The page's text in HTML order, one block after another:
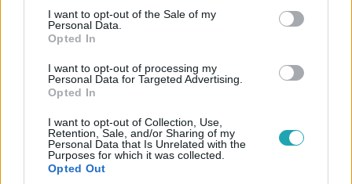
consent section.
I want to opt-out of the Sale of my
Personal Data.
Opted In
I want to opt-out of processing my
Personal Data for Targeted Advertising.
Opted In
I want to opt-out of Collection, Use,
Retention, Sale, and/or Sharing of my
Personal Data that Is Unrelated with the
Purposes for which it was collected.
Opted Out
Külföld
Hatalmasat megy a TikTokon a bögre-elmélet,
amiből minden vendég megtudhatja, mit
gondolnak róla
Egy bögre többet mond ezer szónál.